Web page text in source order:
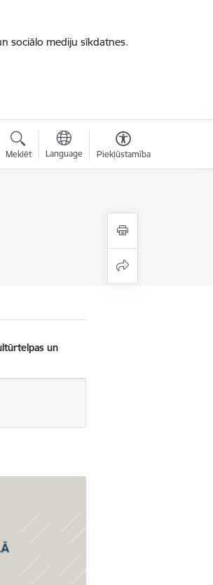
sociālo mediju sīkdatnes.
Meklēt Language Piekļūstamība
un